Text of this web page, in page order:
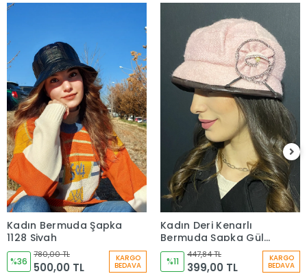
Kadın Bermuda Şapka
1128 Siyah
%36
780,00 TL
500,00 TL
KARGO
BEDAVA
Kadın Deri Kenarlı
Bermuda Şapka Gül
Kurusu 7752
%11
447,84 TL
399,00 TL
KARGO
BEDAVA